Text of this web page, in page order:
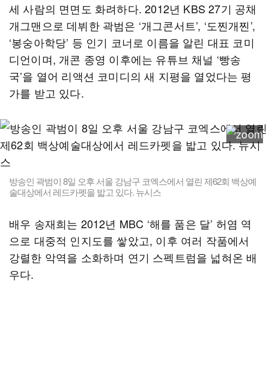
세 사람의 면면도 화려하다. 2012년 KBS 27기 공채
개그맨으로 데뷔한 곽범은 ‘개그콘서트’, ‘도찐개찐’,
‘봉숭아학당’ 등 인기 코너로 이름을 알린 대표 코미
디언이며, 개콘 종영 이후에는 유튜브 채널 ‘빵송
국’을 열어 리액션 코미디의 새 지평을 열었다는 평
가를 받고 있다.
방송인 곽범이 8일 오후 서울 강남구 코엑스에서 열린 제62회 백상예
술대상에서 레드카펫을 밟고 있다. 뉴시스
배우 송재희는 2012년 MBC ‘해를 품은 달’ 허염 역
으로 대중적 인지도를 쌓았고, 이후 여러 작품에서
강렬한 악역을 소화하며 연기 스펙트럼을 넓혀온 배
우다.